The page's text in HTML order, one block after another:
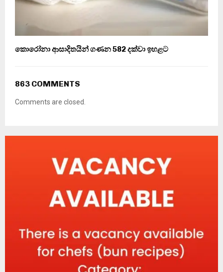
කොරෝනා ආසාදිතයින් ගණන 582 දක්වා ඉහළට
863 COMMENTS
Comments are closed.